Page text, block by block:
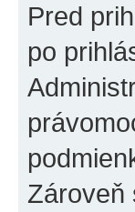
Pred
po
Zároveň